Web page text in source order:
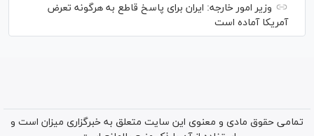
وزیر امور خارجه: ایران برای پاسخ قاطع به هرگونه تعرض
آمریکا آماده است
تمامی حقوق مادی و معنوی این سایت متعلق به خبرگزاری میزان است و